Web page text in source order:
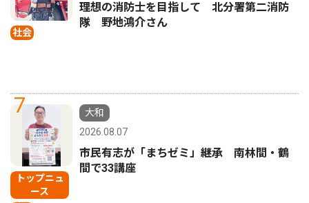
社会
理想の消防士を目指して 北分署第二消防
隊 野地鴻介さん
7
トップニュ
ース
大和
2026.08.07
市民有志が「まちゼミ」継承 南林間・鶴
間で33講座